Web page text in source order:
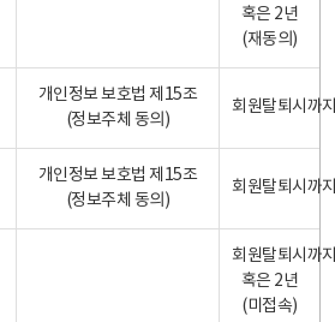
혹은 2년
(재동의)
개인정보 보호법 제15조
(정보주체 동의)
회원탈퇴시까
개인정보 보호법 제15조
(정보주체 동의)
회원탈퇴시까
회원탈퇴시까
혹은 2년
(미접속)